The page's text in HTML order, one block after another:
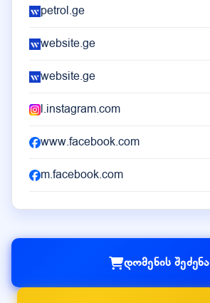
petrol.ge
website.ge
website.ge
l.instagram.com
www.facebook.com
m.facebook.com
დომენის შეძენა